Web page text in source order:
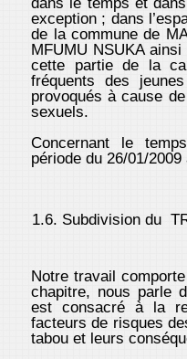
exception ; dans
de la commune de
MFUMU NSUKA
cette partie de la
fréquents des
provoqués à cause
sexuels.
Concernant le
période du 26/01/2009
1.6. Subdivision du
Notre travail
chapitre, nous parle
est consacré à la
facteurs de risques
tabou et leurs